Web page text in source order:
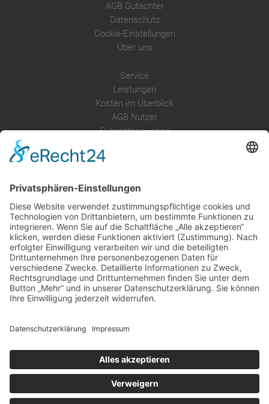
AGB Gutachter
Datenschutz
Cookie-Einstellungen
Über uns
Service
Leistungen
Kosten im Überblick
AGB Nutzer
Gutachter suchen
Anfrage
Presse
Partner: Der DGuSV
als Gutachter eintragen
Infos für Suchende